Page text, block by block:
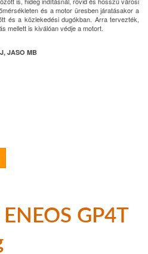
és a motor üresben járatásakor a
és a közlekedési dugókban. Arra tervezték,
mellett is kiválóan védje a motort.
JASO MB
GP4T